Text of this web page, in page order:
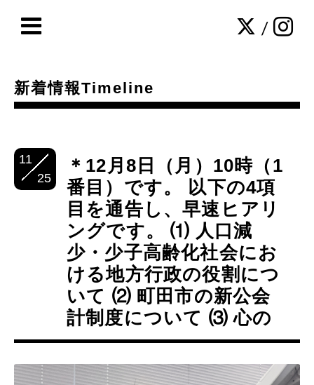
/
新着情報Timeline
11
25
＊12月8日（月）10時（1
番目）です。 以下の4項
目を通告し、早速ヒアリ
ングです。 ⑴ 人口減
少・少子高齢化社会にお
ける地方行政の役割につ
いて ⑵ 町田市の新公会
計制度について ⑶ 心の